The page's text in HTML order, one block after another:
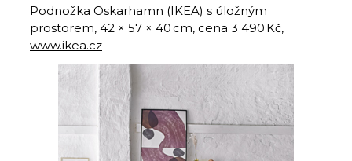
Podnožka Oskarhamn (IKEA) s úložným
prostorem, 42 × 57 × 40 cm, cena 3 490 Kč,
www.ikea.cz